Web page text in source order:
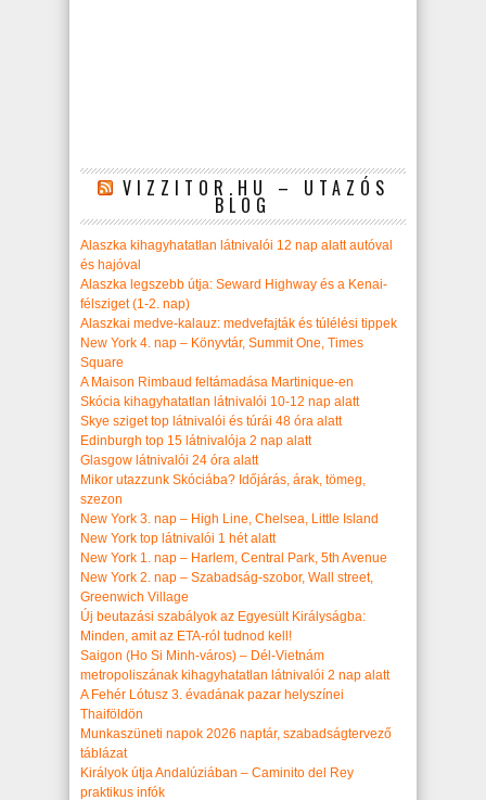
VIZZITOR.HU – UTAZÓS
BLOG
Alaszka kihagyhatatlan látnivalói 12 nap alatt autóval
és hajóval
Alaszka legszebb útja: Seward Highway és a Kenai-
félsziget (1-2. nap)
Alaszkai medve-kalauz: medvefajták és túlélési tippek
New York 4. nap – Könyvtár, Summit One, Times
Square
A Maison Rimbaud feltámadása Martinique-en
Skócia kihagyhatatlan látnivalói 10-12 nap alatt
Skye sziget top látnivalói és túrái 48 óra alatt
Edinburgh top 15 látnivalója 2 nap alatt
Glasgow látnivalói 24 óra alatt
Mikor utazzunk Skóciába? Időjárás, árak, tömeg,
szezon
New York 3. nap – High Line, Chelsea, Little Island
New York top látnivalói 1 hét alatt
New York 1. nap – Harlem, Central Park, 5th Avenue
New York 2. nap – Szabadság-szobor, Wall street,
Greenwich Village
Új beutazási szabályok az Egyesült Királyságba:
Minden, amit az ETA-ról tudnod kell!
Saigon (Ho Si Minh-város) – Dél-Vietnám
metropoliszának kihagyhatatlan látnivalói 2 nap alatt
A Fehér Lótusz 3. évadának pazar helyszínei
Thaiföldön
Munkaszüneti napok 2026 naptár, szabadságtervező
táblázat
Királyok útja Andalúziában – Caminito del Rey
praktikus infók